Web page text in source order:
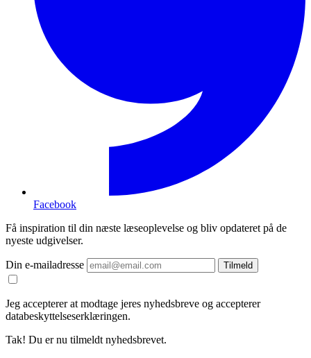
Facebook
Få inspiration til din næste læseoplevelse og bliv opdateret på de
nyeste udgivelser.
Din e-mailadresse Tilmeld
Jeg accepterer at modtage jeres nyhedsbreve og accepterer
databeskyttelseserklæringen.
Tak! Du er nu tilmeldt nyhedsbrevet.